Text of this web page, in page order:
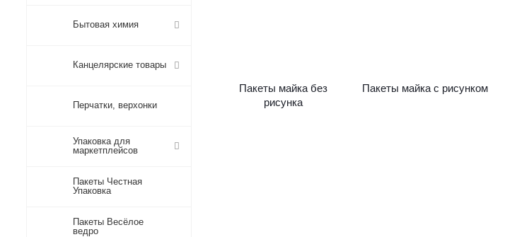
Пакеты майка без
рисунка
Пакеты майка с рисунком
Бытовая химия
Канцелярские товары
Перчатки, верхонки
Упаковка для
маркетплейсов
Пакеты Честная
Упаковка
Пакеты Весёлое
ведро